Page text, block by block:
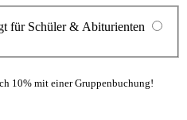
für Schüler & Abiturienten
10% mit einer Gruppenbuchung!